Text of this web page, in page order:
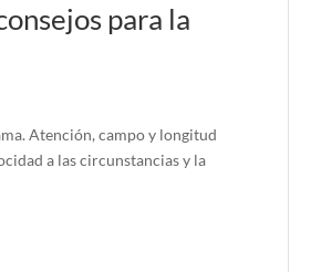
para la
Atención, campo y longitud
a las circunstancias y la